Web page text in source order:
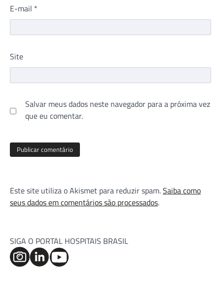
E-mail *
Site
Salvar meus dados neste navegador para a próxima vez
que eu comentar.
Este site utiliza o Akismet para reduzir spam.Saiba como
seus dados em comentários são processados.
SIGA O PORTAL HOSPITAIS BRASIL